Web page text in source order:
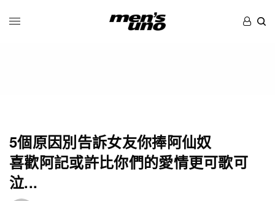
5個原因別告訴女友你捧阿仙奴
喜歡阿記或許比你們的愛情更可歌可
泣...